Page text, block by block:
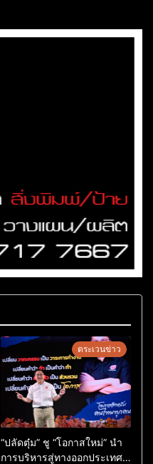
ตระเวนข่าว
“ปลัดตุ๋ม” ชู “โอกาสใหม่” นำ
การบริหารสู่ทางออกประเทศ